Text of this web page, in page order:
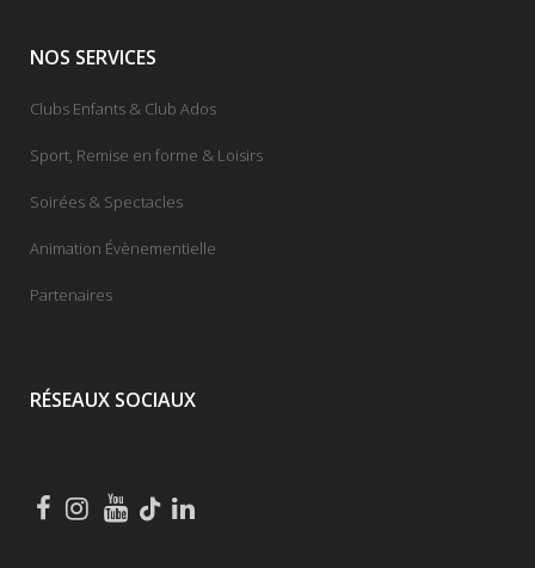
NOS SERVICES
Clubs Enfants & Club Ados
Sport, Remise en forme & Loisirs
Soirées & Spectacles
Animation Évènementielle
Partenaires
RÉSEAUX SOCIAUX